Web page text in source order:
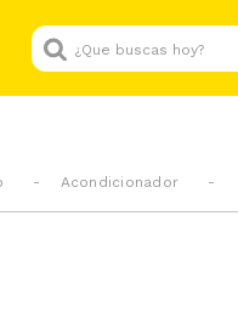
¿Que buscas hoy?
Acondicionador